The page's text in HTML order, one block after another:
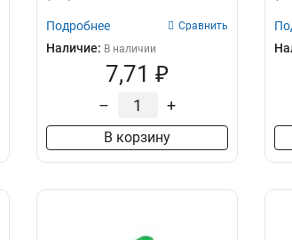
Подробнее Сравнить
Наличие: В наличии
7,71 ₽
– +
В корзину